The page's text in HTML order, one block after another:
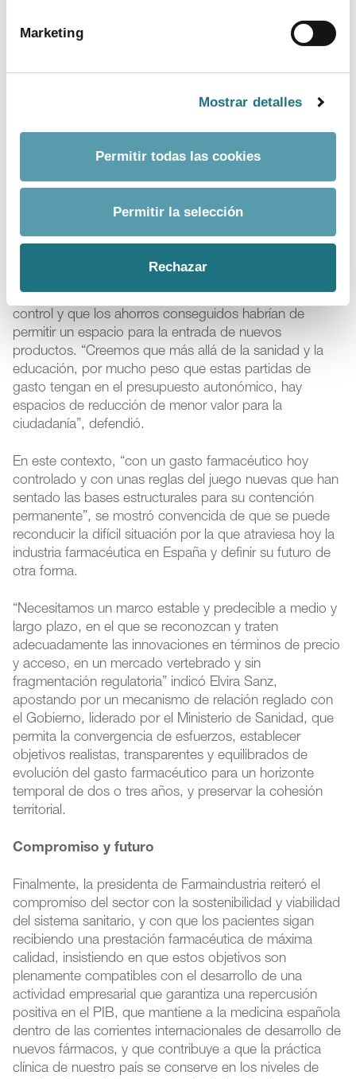
Marketing
Mostrar detalles
Permitir todas las cookies
Permitir la selección
Rechazar
Y en este escenario se refirió también a la fuerte
con el establecimiento de precios menores con una
actualización dinámica que consiguen elevados
cada tres recetas en España sea de medicamentos a
precio de genérico, segmento que representa un 40%
porcentajes, si no el mayor, de la UE”.
Farmaindustria insistió en que el gasto farmacéutico en
España se encuentra actualmente bajo control y lo
control y que los ahorros conseguidos habrían de
permitir un espacio para la entrada de nuevos
productos. “Creemos que más allá de la sanidad y la
educación, por mucho peso que estas partidas de
gasto tengan en el presupuesto autonómico, hay
espacios de reducción de menor valor para la
ciudadanía”, defendió.
En este contexto, “con un gasto farmacéutico hoy
controlado y con unas reglas del juego nuevas que han
sentado las bases estructurales para su contención
permanente”, se mostró convencida de que se puede
reconducir la difícil situación por la que atraviesa hoy la
industria farmacéutica en España y definir su futuro de
otra forma.
“Necesitamos un marco estable y predecible a medio y
largo plazo, en el que se reconozcan y traten
adecuadamente las innovaciones en términos de precio
y acceso, en un mercado vertebrado y sin
fragmentación regulatoria” indicó Elvira Sanz,
apostando por un mecanismo de relación reglado con
el Gobierno, liderado por el Ministerio de Sanidad, que
permita la convergencia de esfuerzos, establecer
objetivos realistas, transparentes y equilibrados de
evolución del gasto farmacéutico para un horizonte
temporal de dos o tres años, y preservar la cohesión
territorial.
Compromiso y futuro
Finalmente, la presidenta de Farmaindustria reiteró el
compromiso del sector con la sostenibilidad y viabilidad
del sistema sanitario, y con que los pacientes sigan
recibiendo una prestación farmacéutica de máxima
calidad, insistiendo en que estos objetivos son
plenamente compatibles con el desarrollo de una
actividad empresarial que garantiza una repercusión
positiva en el PIB, que mantiene a la medicina española
dentro de las corrientes internacionales de desarrollo de
nuevos fármacos, y que contribuye a que la práctica
clínica de nuestro país se conserve en los niveles de